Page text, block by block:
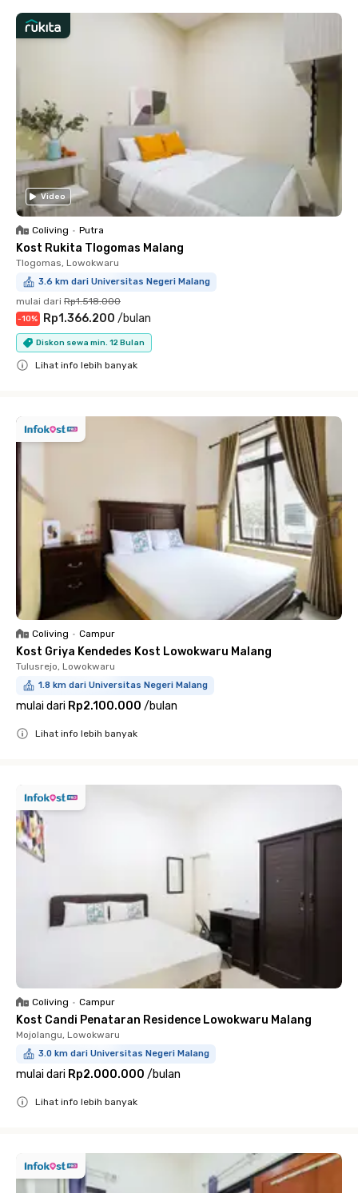
Video
Coliving • Putra
Kost Rukita Tlogomas Malang
Tlogomas, Lowokwaru
3.6 km dari Universitas Negeri Malang
mulai dari Rp1.518.000
-10% Rp1.366.200 /bulan
Diskon sewa min. 12 Bulan
Lihat info lebih banyak
Coliving • Campur
Kost Griya Kendedes Kost Lowokwaru Malang
Tulusrejo, Lowokwaru
1.8 km dari Universitas Negeri Malang
mulai dari Rp2.100.000 /bulan
Lihat info lebih banyak
Coliving • Campur
Kost Candi Penataran Residence Lowokwaru Malang
Mojolangu, Lowokwaru
3.0 km dari Universitas Negeri Malang
mulai dari Rp2.000.000 /bulan
Lihat info lebih banyak